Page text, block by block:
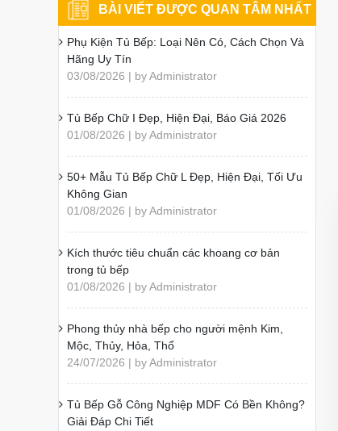
BÀI VIẾT ĐƯỢC QUAN TÂM NHẤT
Phụ Kiện Tủ Bếp: Loại Nên Có, Cách Chọn Và
Hãng Uy Tín
03/08/2026 | by Administrator
Tủ Bếp Chữ I Đẹp, Hiện Đại, Báo Giá 2026
01/08/2026 | by Administrator
50+ Mẫu Tủ Bếp Chữ L Đẹp, Hiện Đại, Tối Ưu
Không Gian
01/08/2026 | by Administrator
Kích thước tiêu chuẩn các khoang cơ bản
trong tủ bếp
01/08/2026 | by Administrator
Phong thủy nhà bếp cho người mệnh Kim,
Mộc, Thủy, Hỏa, Thổ
24/07/2026 | by Administrator
Tủ Bếp Gỗ Công Nghiệp MDF Có Bền Không?
Giải Đáp Chi Tiết